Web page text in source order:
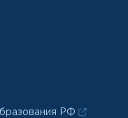
РФ